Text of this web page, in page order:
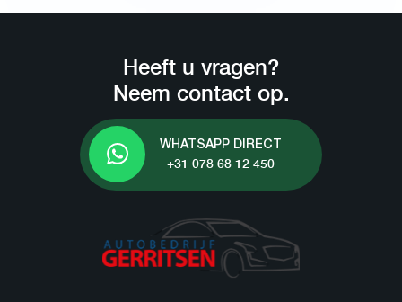
Heeft u vragen?
Neem contact op.
WHATSAPP DIRECT
+31 078 68 12 450